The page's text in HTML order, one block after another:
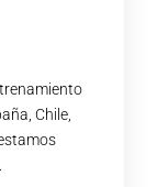
Chile,